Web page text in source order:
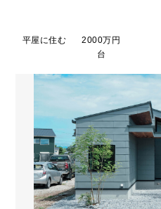
平屋に住む
2000万円
台